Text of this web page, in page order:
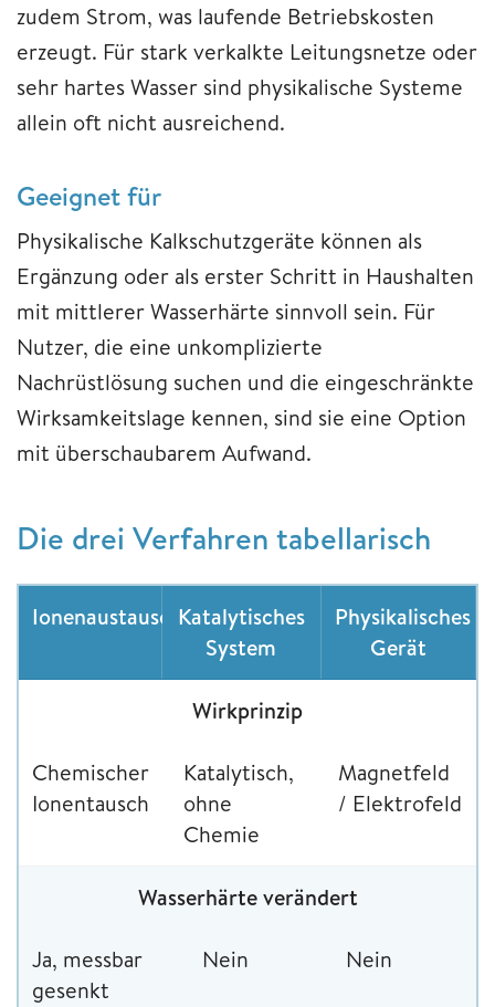
zudem Strom, was laufende Betriebskosten
erzeugt. Für stark verkalkte Leitungsnetze oder
sehr hartes Wasser sind physikalische Systeme
allein oft nicht ausreichend.
Geeignet für
Physikalische Kalkschutzgeräte können als
Ergänzung oder als erster Schritt in Haushalten
mit mittlerer Wasserhärte sinnvoll sein. Für
Nutzer, die eine unkomplizierte
Nachrüstlösung suchen und die eingeschränkte
Wirksamkeitslage kennen, sind sie eine Option
mit überschaubarem Aufwand.
Die drei Verfahren tabellarisch
IonenaustauscherKatalytisches
System
Physikalisches
Gerät
Wirkprinzip
Chemischer
Ionentausch
Katalytisch,
ohne
Chemie
Magnetfeld
/ Elektrofeld
Wasserhärte verändert
Ja, messbar
gesenkt
Nein Nein